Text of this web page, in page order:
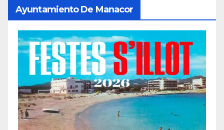
Ayuntamiento De Manacor